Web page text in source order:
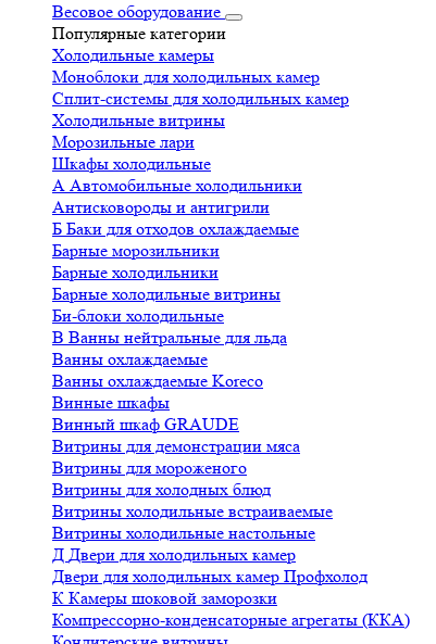
Весовое оборудование
Популярные категории
Холодильные камеры
Моноблоки для холодильных камер
Сплит-системы для холодильных камер
Холодильные витрины
Морозильные лари
Шкафы холодильные
А Автомобильные холодильники
Антисковороды и антигрили
Б Баки для отходов охлаждаемые
Барные морозильники
Барные холодильники
Барные холодильные витрины
Би-блоки холодильные
В Ванны нейтральные для льда
Ванны охлаждаемые
Ванны охлаждаемые Koreco
Винные шкафы
Винный шкаф GRAUDE
Витрины для демонстрации мяса
Витрины для мороженого
Витрины для холодных блюд
Витрины холодильные встраиваемые
Витрины холодильные настольные
Д Двери для холодильных камер
Двери для холодильных камер Профхолод
К Камеры шоковой заморозки
Компрессорно-конденсаторные агрегаты (ККА)